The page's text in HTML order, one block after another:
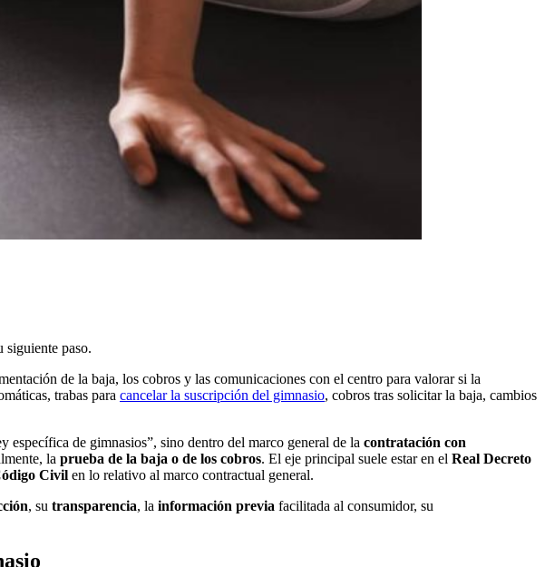
siguiente paso.
de la baja, los cobros y las comunicaciones con el centro para valorar si la
trabas para cancelar la suscripción del gimnasio, cobros tras solicitar la baja, cambios
específica de gimnasios”, sino dentro del marco general de la contratación con
la prueba de la baja o de los cobros. El eje principal suele estar en el Real Decreto
Civil en lo relativo al marco contractual general.
, su transparencia, la información previa facilitada al consumidor, su